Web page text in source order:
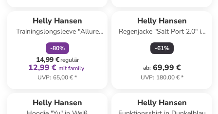
Helly Hansen
Trainingslongsleeve "Allure
Seamless" in Orange
-80%
14,99 €regulär
12,99 € mit family
UVP: 65,00 €*
Helly Hansen
Regenjacke "Salt Port 2.0" in
Creme
-61%
ab: 69,99 €
UVP: 180,00 €*
Helly Hansen Helly Hansen